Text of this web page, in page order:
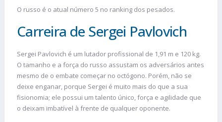
O russo é o atual número 5 no ranking dos pesados.
Carreira de Sergei Pavlovich
Sergei Pavlovich é um lutador profissional de 1,91 m e 120 kg.
O tamanho e a força do russo assustam os adversários antes
mesmo de o embate começar no octógono. Porém, não se
deixe enganar, porque Sergei é muito mais do que a sua
fisionomia; ele possui um talento único, força e agilidade que
o deixam imbatível à frente de qualquer oponente.